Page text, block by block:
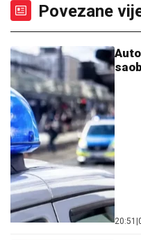
Povezane
20:51 |